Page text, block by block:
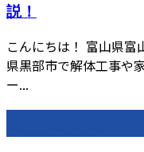
説！
こんにちは！ 富山県富
県黒部市で解体工事や
ー...